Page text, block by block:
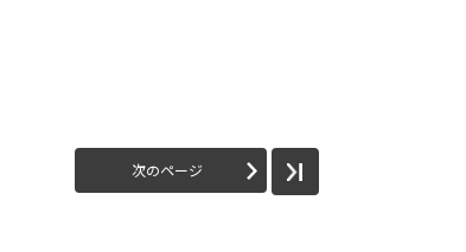
次のページ